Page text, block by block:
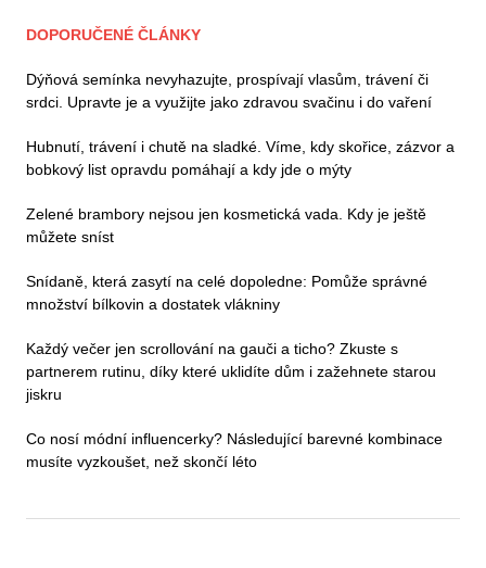
DOPORUČENÉ ČLÁNKY
Dýňová semínka nevyhazujte, prospívají vlasům, trávení či
srdci. Upravte je a využijte jako zdravou svačinu i do vaření
Hubnutí, trávení i chutě na sladké. Víme, kdy skořice, zázvor a
bobkový list opravdu pomáhají a kdy jde o mýty
Zelené brambory nejsou jen kosmetická vada. Kdy je ještě
můžete sníst
Snídaně, která zasytí na celé dopoledne: Pomůže správné
množství bílkovin a dostatek vlákniny
Každý večer jen scrollování na gauči a ticho? Zkuste s
partnerem rutinu, díky které uklidíte dům i zažehnete starou
jiskru
Co nosí módní influencerky? Následující barevné kombinace
musíte vyzkoušet, než skončí léto